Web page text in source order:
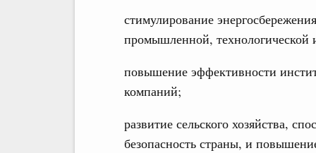
стимулирование
промышленной, технологической
повышение эффективности
компаний;
развитие сельского хозяйства,
безопасность страны, и